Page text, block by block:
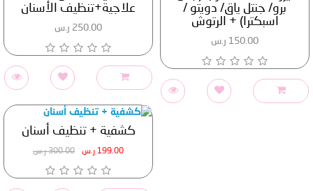
برو/ جنتل ياق/ دويتو /
اسبكترا) + الرتوش
150.00 ر.س
علاجية+تنظيف الأسنان
250.00 ر.س
كشفية + تنظيف أسنان
300.00 ر.س 199.00 ر.س